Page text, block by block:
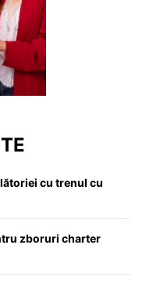
cu trenul cu
zboruri charter